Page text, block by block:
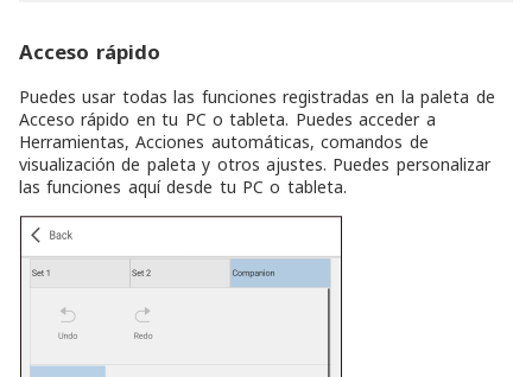
Acceso rápido
Puedes usar todas las funciones registradas en la paleta de
Acceso rápido en tu PC o tableta. Puedes acceder a
Herramientas, Acciones automáticas, comandos de
visualización de paleta y otros ajustes. Puedes personalizar
las funciones aquí desde tu PC o tableta.